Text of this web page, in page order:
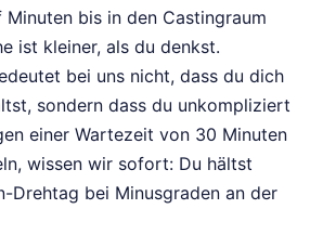
bis in den Castingraum
ist kleiner, als du denkst.
bei uns nicht, dass du dich
sondern dass du unkompliziert
einer Wartezeit von 30 Minuten
wissen wir sofort: Du hältst
Drehtag bei Minusgraden an der